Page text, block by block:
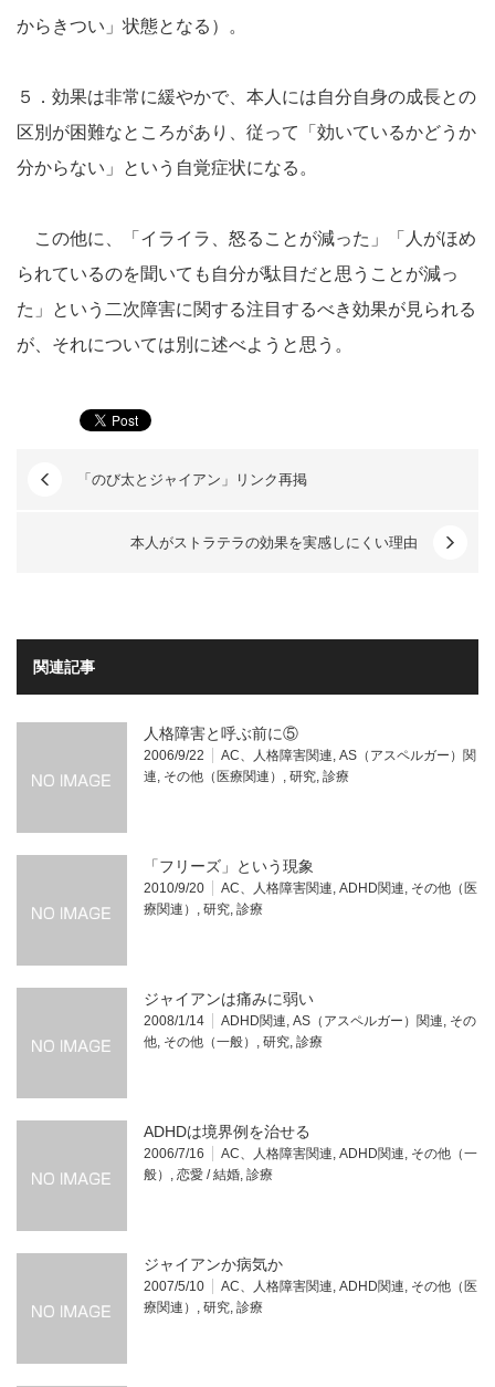
からきつい」状態となる）。
５．効果は非常に緩やかで、本人には自分自身の成長との
区別が困難なところがあり、従って「効いているかどうか
分からない」という自覚症状になる。
この他に、「イライラ、怒ることが減った」「人がほめ
られているのを聞いても自分が駄目だと思うことが減っ
た」という二次障害に関する注目するべき効果が見られる
が、それについては別に述べようと思う。
「のび太とジャイアン」リンク再掲
本人がストラテラの効果を実感しにくい理由
関連記事
人格障害と呼ぶ前に⑤
2006/9/22 AC、人格障害関連, AS（アスペルガー）関
連, その他（医療関連） , 研究, 診療
「フリーズ」という現象
2010/9/20 AC、人格障害関連, ADHD関連, その他（医
療関連） , 研究, 診療
ジャイアンは痛みに弱い
2008/1/14 ADHD関連, AS（アスペルガー）関連, その
他, その他（一般） , 研究, 診療
ADHDは境界例を治せる
2006/7/16 AC、人格障害関連, ADHD関連, その他（一
般） , 恋愛 / 結婚, 診療
ジャイアンか病気か
2007/5/10 AC、人格障害関連, ADHD関連, その他（医
療関連） , 研究, 診療